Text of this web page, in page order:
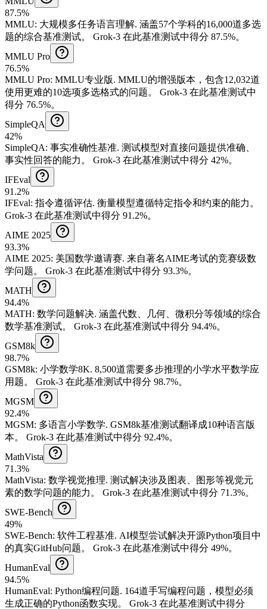
87.5%
MMLU: 大规模多任务语言理解. 涵盖57个学科的16,000道多选
题的综合基准测试。
Grok-3 在此基准测试中得分 87.5%。
MMLU Pro
76.5%
MMLU Pro: MMLU专业版. MMLU的增强版本，包含12,032道
使用更难的10选项多选格式的问题。
Grok-3 在此基准测试中
得分 76.5%。
SimpleQA
42%
SimpleQA: 事实准确性基准. 测试模型对直接问题提供准确、
事实性回答的能力。
Grok-3 在此基准测试中得分 42%。
IFEval
91.2%
IFEval: 指令遵循评估. 衡量模型遵循特定指令和约束的能力。
Grok-3 在此基准测试中得分 91.2%。
AIME 2025
93.3%
AIME 2025: 美国数学邀请赛. 来自著名AIME考试的竞赛级数
学问题。
Grok-3 在此基准测试中得分 93.3%。
MATH
94.4%
MATH: 数学问题解决. 涵盖代数、几何、微积分等领域的综合
数学基准测试。
Grok-3 在此基准测试中得分 94.4%。
GSM8k
98.7%
GSM8k: 小学数学8K. 8,500道需要多步推理的小学水平数学应
用题。
Grok-3 在此基准测试中得分 98.7%。
MGSM
92.4%
MGSM: 多语言小学数学. GSM8k基准测试翻译成10种语言版
本。
Grok-3 在此基准测试中得分 92.4%。
MathVista
71.3%
MathVista: 数学视觉推理. 测试解决涉及图表、图形等视觉元
素的数学问题的能力。
Grok-3 在此基准测试中得分 71.3%。
SWE-Bench
49%
SWE-Bench: 软件工程基准. AI模型尝试解决开源Python项目中
的真实GitHub问题。
Grok-3 在此基准测试中得分 49%。
HumanEval
94.5%
HumanEval: Python编程问题. 164道手写编程问题，模型必须
生成正确的Python函数实现。
Grok-3 在此基准测试中得分